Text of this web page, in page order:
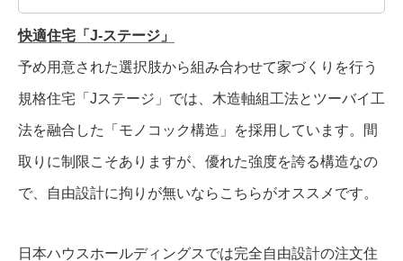
快適住宅「J-ステージ」
予め用意された選択肢から組み合わせて家づくりを行う
規格住宅「Jステージ」では、木造軸組工法とツーバイ工
法を融合した「モノコック構造」を採用しています。間
取りに制限こそありますが、優れた強度を誇る構造なの
で、自由設計に拘りが無いならこちらがオススメです。
日本ハウスホールディングスでは完全自由設計の注文住